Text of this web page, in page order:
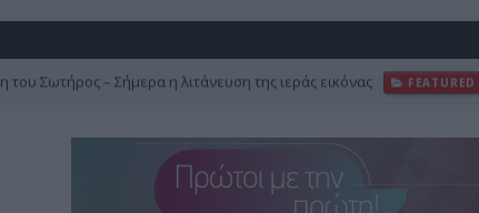
Σωτήρος – Σήμερα η λιτάνευση της ιεράς εικόνας FEATURED